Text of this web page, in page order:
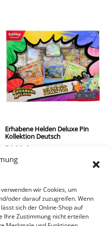
wir Cookies, um
oder darauf zuzugreifen. Wenn
sich der Online-Shop auf
Ihre Zustimmung nicht erteilen
Erhabene Helden Deluxe Pin
Kollektion Deutsch
54,90 €
inkl. MwSt.
In den Warenkorb